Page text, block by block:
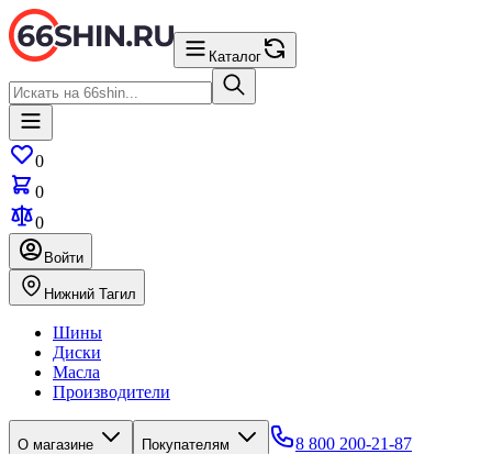
Каталог
0
0
0
Войти
Нижний Тагил
Шины
Диски
Масла
Производители
О магазине Покупателям 8 800 200-21-87